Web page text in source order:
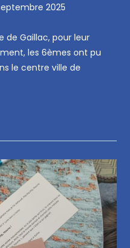
2025
de Gaillac, pour leur
les 6èmes ont pu
le centre ville de